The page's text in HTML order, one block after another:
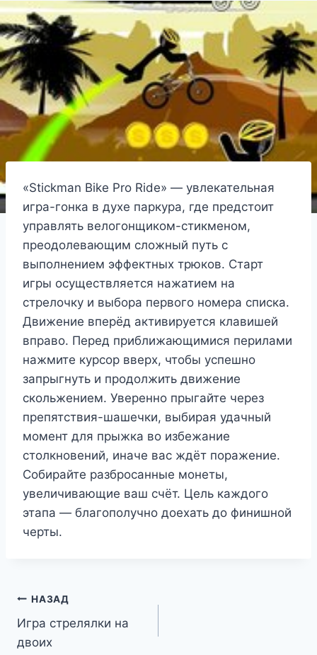
«Stickman Bike Pro Ride» — увлекательная
игра-гонка в духе паркура, где предстоит
управлять велогонщиком-стикменом,
преодолевающим сложный путь с
выполнением эффектных трюков. Старт
игры осуществляется нажатием на
стрелочку и выбора первого номера списка.
Движение вперёд активируется клавишей
вправо. Перед приближающимися перилами
нажмите курсор вверх, чтобы успешно
запрыгнуть и продолжить движение
скольжением. Уверенно прыгайте через
препятствия-шашечки, выбирая удачный
момент для прыжка во избежание
столкновений, иначе вас ждёт поражение.
Собирайте разбросанные монеты,
увеличивающие ваш счёт. Цель каждого
этапа — благополучно доехать до финишной
черты.
Навигация
по
НАЗАД
Игра стрелялки на
двоих